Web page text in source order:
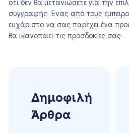
ότι δεν θα μετανιώσετε για την
συγγραφής. Ένας από τους
ευχάριστο να σας παρέχει ένα
θα ικανοποιεί τις προσδοκίες σας.
Δημοφιλή
Άρθρα